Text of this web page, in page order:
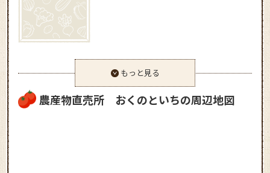
もっと見る
農産物直売所 おくのといちの周辺地図